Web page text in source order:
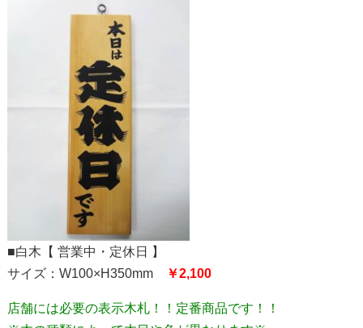
■白木【 営業中・定休日 】
サイズ：W100×H350mm
￥2,100
店舗には必要の表示木札！！定番商品です！！